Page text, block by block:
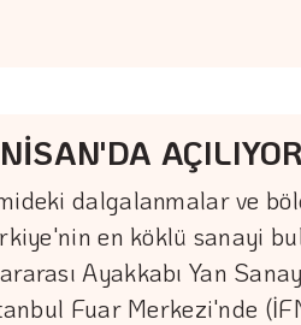
AÇILIYOR
dalgalanmalar ve
en köklü sanayi
Ayakkabı Yan
Fuar Merkezi'nde